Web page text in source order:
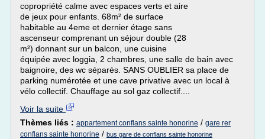
copropriété calme avec espaces verts et aire
de jeux pour enfants. 68m² de surface
habitable au 4eme et dernier étage sans
ascenseur comprenant un séjour double (28
m²) donnant sur un balcon, une cuisine
équipée avec loggia, 2 chambres, une salle de bain avec
baignoire, des wc séparés. SANS OUBLIER sa place de
parking numérotée et une cave privative avec un local à
vélo collectif. Chauffage au sol gaz collectif....
Voir la suite
Thèmes liés : appartement conflans sainte honorine / gare rer
conflans sainte honorine / bus gare de conflans sainte honorine